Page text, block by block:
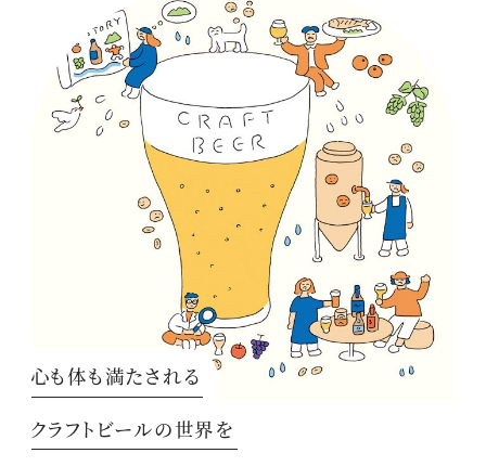
心も体も満たされる
クラフトビールの世界を